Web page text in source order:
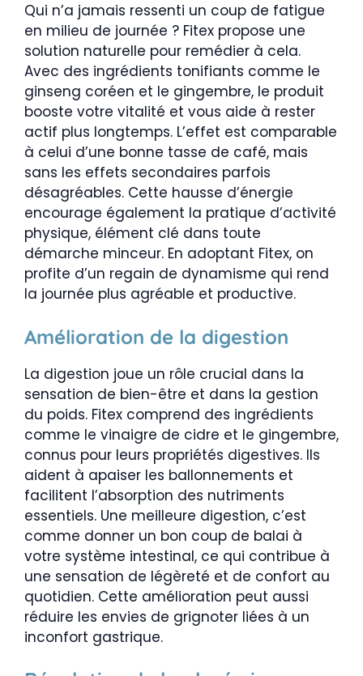
Qui n’a jamais ressenti un coup de fatigue
en milieu de journée ? Fitex propose une
solution naturelle pour remédier à cela.
Avec des ingrédients tonifiants comme le
ginseng coréen et le gingembre, le produit
booste votre vitalité et vous aide à rester
actif plus longtemps. L’effet est comparable
à celui d’une bonne tasse de café, mais
sans les effets secondaires parfois
désagréables. Cette hausse d’énergie
encourage également la pratique d’activité
physique, élément clé dans toute
démarche minceur. En adoptant Fitex, on
profite d’un regain de dynamisme qui rend
la journée plus agréable et productive.
Amélioration de la digestion
La digestion joue un rôle crucial dans la
sensation de bien-être et dans la gestion
du poids. Fitex comprend des ingrédients
comme le vinaigre de cidre et le gingembre,
connus pour leurs propriétés digestives. Ils
aident à apaiser les ballonnements et
facilitent l’absorption des nutriments
essentiels. Une meilleure digestion, c’est
comme donner un bon coup de balai à
votre système intestinal, ce qui contribue à
une sensation de légèreté et de confort au
quotidien. Cette amélioration peut aussi
réduire les envies de grignoter liées à un
inconfort gastrique.